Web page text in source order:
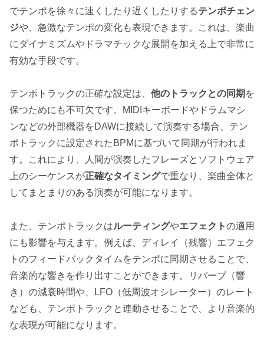
でテンポを徐々に速くしたり遅くしたりするテンポチェン
ジや、急激なテンポの変化も表現できます。これは、楽曲
にダイナミズムやドラマチックな展開を加える上で非常に
有効な手段です。
テンポトラックの正確な設定は、 他のトラックとの同期 を
保つためにも不可欠です。MIDIキーボードやドラムマシ
ンなどの外部機器をDAWに接続して演奏する場合、テン
ポトラックに設定されたBPMに基づいて同期が行われま
す。これにより、人間が演奏したフレーズとソフトウェア
上のシーケンスが正確なタイミングで重なり、楽曲全体と
してまとまりのある演奏が可能になります。
また、テンポトラックはルーティングやエフェクトの適用
にも影響を与えます。例えば、ディレイ（残響）エフェク
トのフィードバックタイムをテンポに同期させることで、
音楽的な響きを作り出すことができます。リバーブ（響
き）の減衰時間や、LFO（低周波オシレーター）のレート
なども、テンポトラックと連動させることで、より音楽的
な表現が可能になります。